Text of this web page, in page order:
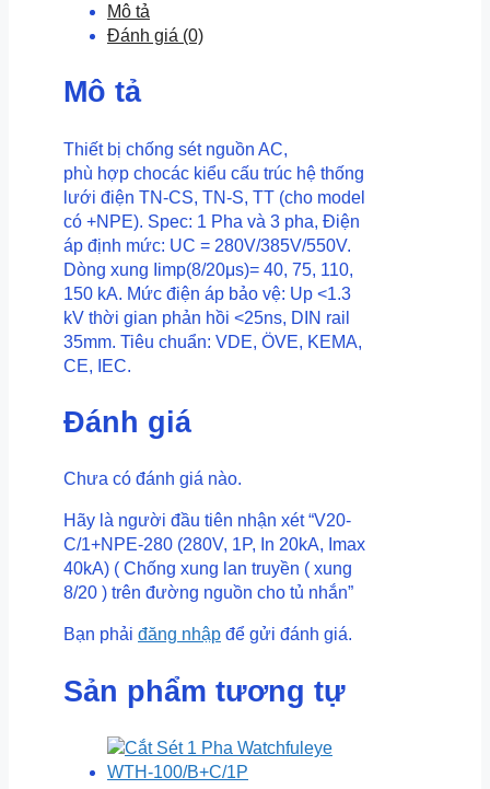
20kA,
Imax
xung
lan
truyền
(
xung
8/20
)
trên
đường
nguồn
cho
nhắn
lượng
Mô tả
Đánh giá (0)
Mô tả
Thiết bị chống sét nguồn AC,
phù hợp chocác kiểu cấu trúc hệ thống
lưới điện TN-CS, TN-S, TT (cho model
có +NPE). Spec: 1 Pha và 3 pha, Điện
áp định mức: UC = 280V/385V/550V.
Dòng xung Iimp(8/20μs)= 40, 75, 110,
150 kA. Mức điện áp bảo vệ: Up <1.3
kV thời gian phản hồi <25ns, DIN rail
35mm. Tiêu chuẩn: VDE, ÖVE, KEMA,
CE, IEC.
Đánh giá
Chưa có đánh giá nào.
Hãy là người đầu tiên nhận xét “V20-
C/1+NPE-280 (280V, 1P, In 20kA, Imax
40kA) ( Chống xung lan truyền ( xung
8/20 ) trên đường nguồn cho tủ nhắn”
Bạn phải đăng nhập để gửi đánh giá.
Sản phẩm tương tự